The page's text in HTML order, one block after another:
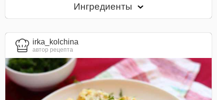
Ингредиенты
irka_kolchina
автор рецепта